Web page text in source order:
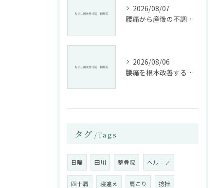
2026/08/07
腰痛から産後の不調まで整骨院で根本改善する方法
2026/08/06
腰痛を根本改善する整骨院の施術とアドバイスの重要性
タグ Tags
日曜 田川 整骨院 ヘルニア
四十肩 寝違え 肩こり 捻挫